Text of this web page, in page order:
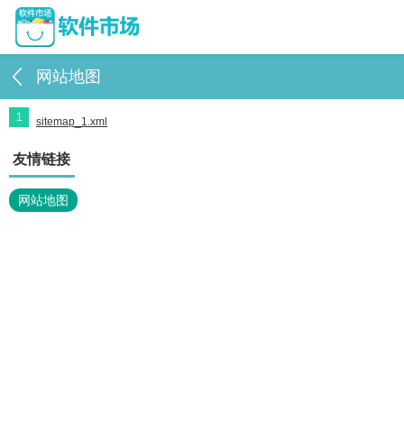
网站地图
1 sitemap_1.xml
友情链接
网站地图